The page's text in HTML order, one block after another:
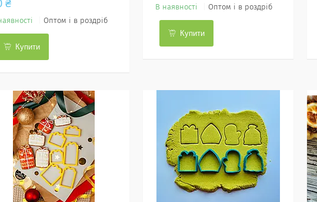
₴
Оптом і в роздріб
Купити
В наявності Оптом і в роздріб
Купити